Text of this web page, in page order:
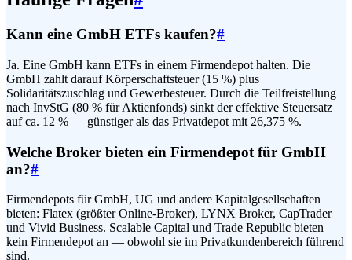
Kann eine GmbH ETFs kaufen?#
Ja. Eine GmbH kann ETFs in einem Firmendepot halten. Die
GmbH zahlt darauf Körperschaftsteuer (15 %) plus
Solidaritätszuschlag und Gewerbesteuer. Durch die Teilfreistellung
nach InvStG (80 % für Aktienfonds) sinkt der effektive Steuersatz
auf ca. 12 % — günstiger als das Privatdepot mit 26,375 %.
Welche Broker bieten ein Firmendepot für GmbH
an?#
Firmendepots für GmbH, UG und andere Kapitalgesellschaften
bieten: Flatex (größter Online-Broker), LYNX Broker, CapTrader
und Vivid Business. Scalable Capital und Trade Republic bieten
kein Firmendepot an — obwohl sie im Privatkundenbereich führend
sind.